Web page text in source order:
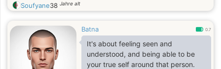
Soufyane38 Jahre alt
Batna 0.7
It's about feeling seen and
understood, and being able to be
your true self around that person.